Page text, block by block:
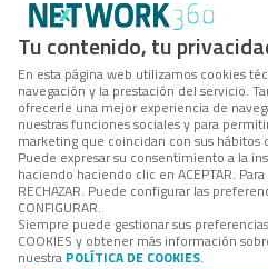
Tu contenido, tu
En esta página web utilizamos cookies
navegación y la prestación del servicio.
ofrecerle una mejor experiencia de
nuestras funciones sociales y para
marketing que coincidan con sus hábitos
Puede expresar su consentimiento a la
haciendo haciendo clic en ACEPTAR.
RECHAZAR. Puede configurar las
CONFIGURAR.
Siempre puede gestionar sus
COOKIES y obtener más información
nuestra POLÍTICA DE COOKIES.